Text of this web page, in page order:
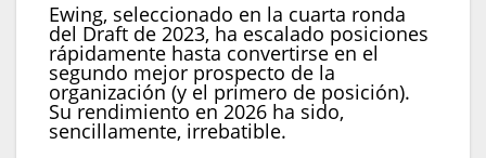
Ewing, seleccionado en la cuarta ronda
del Draft de 2023, ha escalado posiciones
rápidamente hasta convertirse en el
segundo mejor prospecto de la
organización (y el primero de posición).
Su rendimiento en 2026 ha sido,
sencillamente, irrebatible.